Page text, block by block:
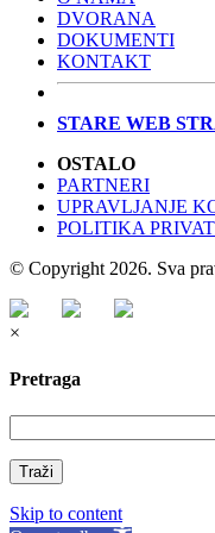
DVORANA
DOKUMENTI
KONTAKT
STARE WEB
OSTALO
PARTNERI
UPRAVLJANJE
POLITIKA
© Copyright 2026. Sva
×
Pretraga
Traži
Skip to content